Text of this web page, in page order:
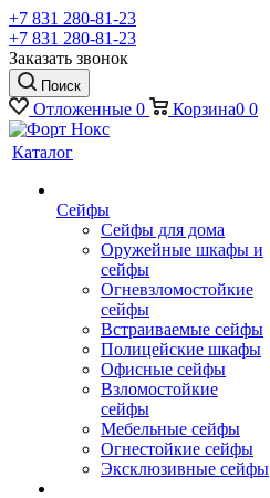
+7 831 280-81-23
+7 831 280-81-23
Заказать звонок
Поиск
Отложенные 0 Корзина0 0
Каталог
Сейфы
Сейфы для дома
Оружейные шкафы и
сейфы
Огневзломостойкие
сейфы
Встраиваемые сейфы
Полицейские шкафы
Офисные сейфы
Взломостойкие
сейфы
Мебельные сейфы
Огнестойкие сейфы
Эксклюзивные сейфы